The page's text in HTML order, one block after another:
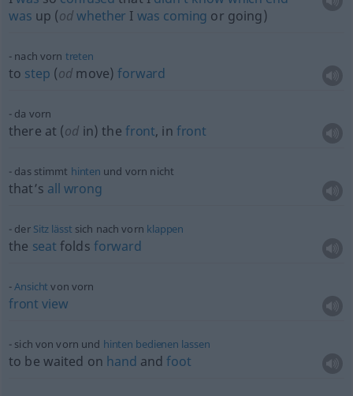
was up (odwhether I was coming or going)
nach vorn treten
to step (od move)forward
da vorn
there at (od in) the front, in front
das stimmt hinten und vorn nicht
that’s all wrong
der Sitz lässt sich nach vorn klappen
the seat folds forward
Ansicht von vorn
front view
sich von vorn und hinten bedienen lassen
to be waited on hand andfoot